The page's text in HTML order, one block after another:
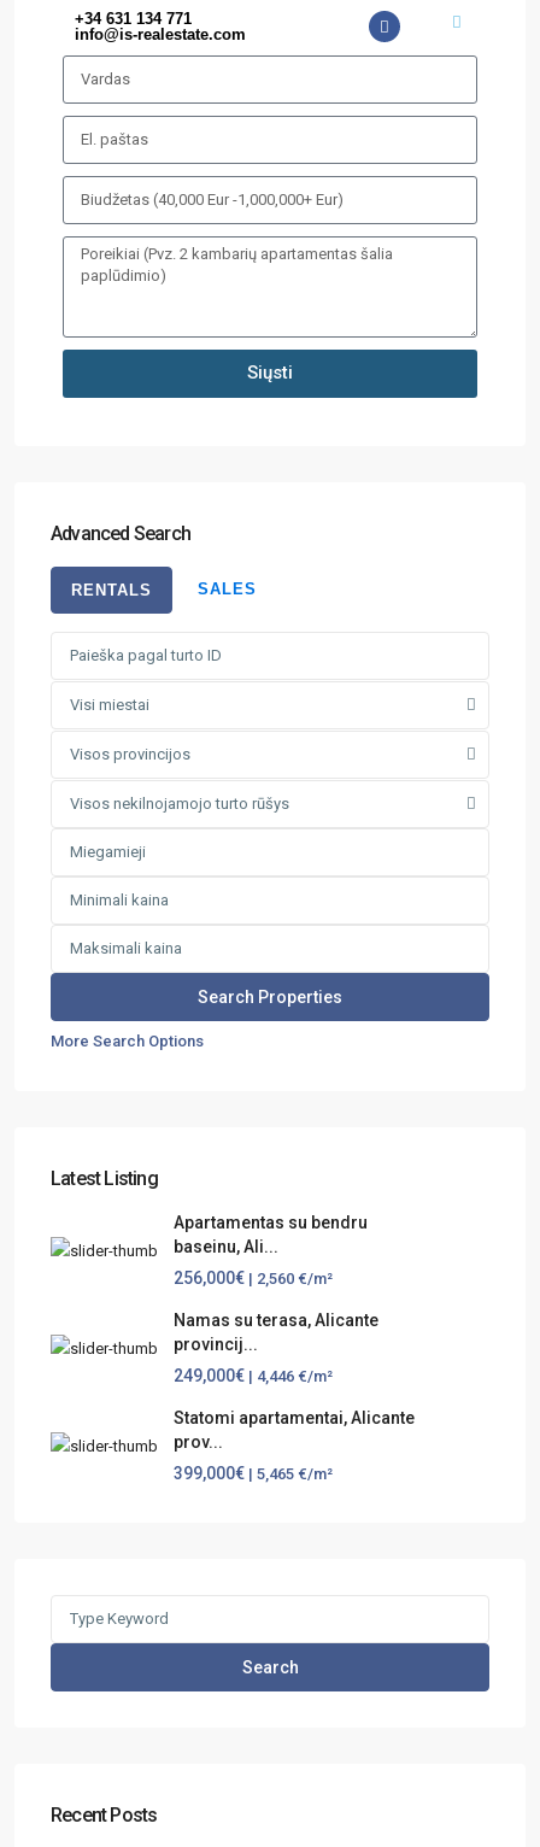
+34 631 134 771
info@is-realestate.com
Siųsti
Advanced Search
RENTALS SALES
Visi miestai
Visos provincijos
Visos nekilnojamojo turto rūšys
More Search Options
Latest Listing
Apartamentas su bendru
baseinu, Ali...
256,000€ | 2,560 €/m²
Namas su terasa, Alicante
provincij...
249,000€ | 4,446 €/m²
Statomi apartamentai, Alicante
prov...
399,000€ | 5,465 €/m²
Search
Recent Posts